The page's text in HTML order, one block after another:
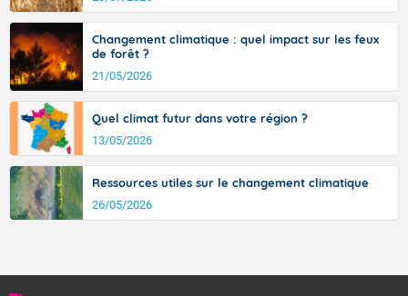
Fermer
Changement climatique : quel impact sur les feux
de forêt ?
21/05/2026
Quel climat futur dans votre région ?
13/05/2026
Ressources utiles sur le changement climatique
26/05/2026